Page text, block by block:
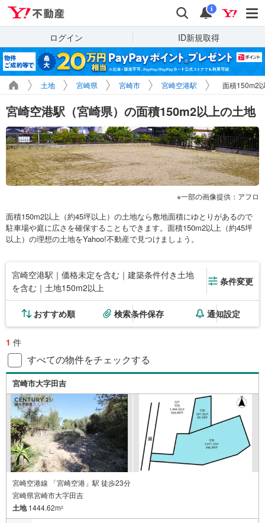
検索 通知
i
ログイン ID新規取得
土地 宮崎県 宮崎市 宮崎空港駅 面積150m2
宮崎空港駅（宮崎県）の面積150m2以上の土地
一部の画像提供：アフロ
面積150m2以上（約45坪以上）の土地なら敷地面積にゆとりがあるので
駐車場や庭に広さを確保することもできます。面積150m2以上（約45坪
以上）の理想の土地をYahoo!不動産で見つけましょう。
宮崎空港駅｜価格未定を含む｜建築条件付き土地
を含む｜土地150m2以上
条件変更
おすすめ順 検索条件保存 通知設定
1 件
すべての物件をチェックする
宮崎市大字田吉
宮崎空港線 「宮崎空港」駅 徒歩23分
宮崎県宮崎市大字田吉
土地1444.62m2